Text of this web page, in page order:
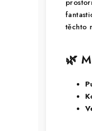
těchto
🌿